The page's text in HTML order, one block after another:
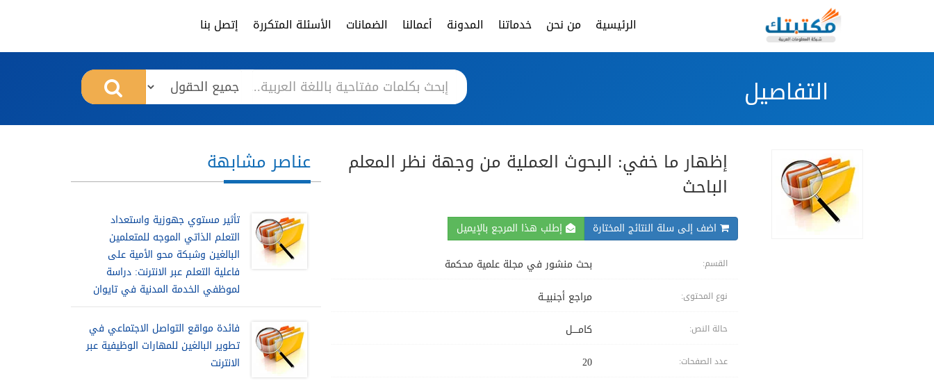
الرئيسية من نحن خدماتنا المدونة أعمالنا الضمانات الأسئلة المتكررة إتصل بنا
التفاصيل
إظهار ما خفي: البحوث العملية من وجهة نظر المعلم
الباحث
اضف إلى سلة النتائج المختارة إطلب هذا المرجع بالإيميل
القسم: بحث منشور في مجلة علمية محكمة
نوع المحتوى: مراجع أجنبيــة
حالة النص: كامــــل
عدد الصفحات: 20
عناصر مشابهة
تأثير مستوي جهوزية واستعداد
التعلم الذاتي الموجه للمتعلمين
البالغين وشبكة محو الأمية على
فاعلية التعلم عبر الانترنت: دراسة
لموظفي الخدمة المدنية في تايوان
فائدة مواقع التواصل الاجتماعي في
تطوير البالغين للمهارات الوظيفية عبر
الانترنت